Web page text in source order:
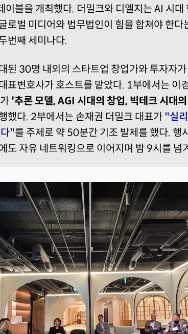
이블을 개최했다. 더밀크와 디엘지는 AI 시대
로벌 미디어와 법무법인이 힘을 합쳐야 한다
번째 세미나다.
된 30명 내외의 스타트업 창업가와 투자자
표변호사가 호스트를 맡았다. 1부에서는 이
'추론 모델, AGI 시대의 창업, 빅테크 시대
했다. 2부에서는 손재권 더밀크 대표가 "실
"를 주제로 약 50분간 기조 발제를 했다. 행
도 자유 네트워킹으로 이어지며 밤 9시를 넘